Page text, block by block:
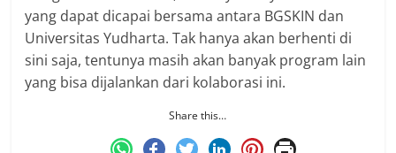
yang dapat dicapai bersama antara BGSKIN dan
Universitas Yudharta. Tak hanya akan berhenti di
sini saja, tentunya masih akan banyak program lain
yang bisa dijalankan dari kolaborasi ini.
Share this…